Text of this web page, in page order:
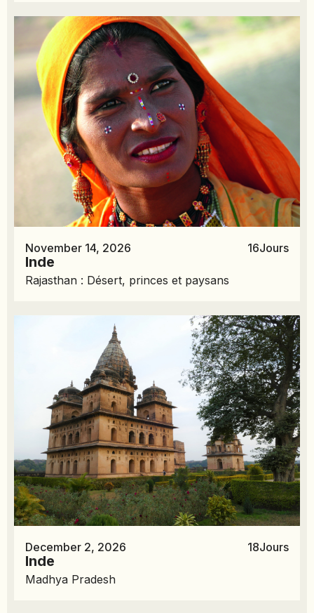
November 14, 2026 16Jours
Inde
Rajasthan : Désert, princes et paysans
December 2, 2026 18Jours
Inde
Madhya Pradesh